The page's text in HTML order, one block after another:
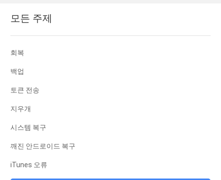
모든 주제
회복
백업
토큰 전송
지우개
시스템 복구
깨진 안드로이드 복구
iTunes 오류